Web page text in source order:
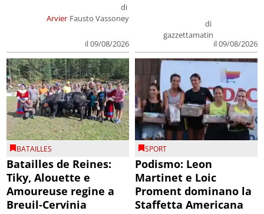
Arvier
di
Fausto Vassoney
il 09/08/2026
di
gazzettamatin
il 09/08/2026
BATAILLES
Batailles de Reines:
Tiky, Alouette e
Amoureuse regine a
Breuil-Cervinia
SPORT
Podismo: Leon
Martinet e Loic
Proment dominano la
Staffetta Americana